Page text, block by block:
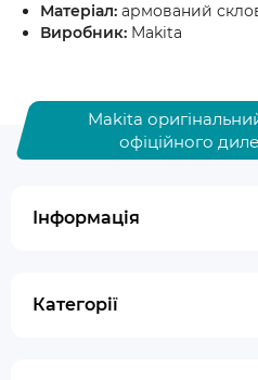
Матеріал: армований
Виробник: Makita
Makita
офіційного
Інформація
Категорії